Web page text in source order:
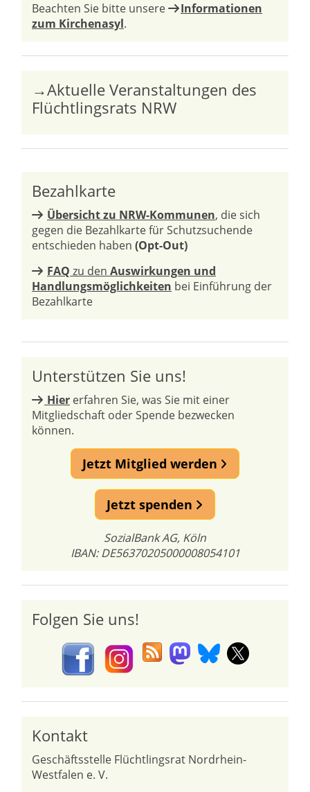
Beachten Sie bitte unsere
Informationen
zum Kirchenasyl.
→Aktuelle Veranstaltungen des
Flüchtlingsrats NRW
Bezahlkarte
Übersicht zu NRW-Kommunen, die sich
gegen die Bezahlkarte für Schutzsuchende
entschieden haben (Opt-Out)
FAQ zu den Auswirkungen und
Handlungsmöglichkeiten bei Einführung der
Bezahlkarte
Unterstützen Sie uns!
Hier erfahren Sie, was Sie mit einer
Mitgliedschaft oder Spende bezwecken
können.
Jetzt Mitglied werden
Jetzt spenden
SozialBank AG, Köln
IBAN: DE56370205000008054101
Folgen Sie uns!
Kontakt
Geschäftsstelle Flüchtlingsrat Nordrhein-
Westfalen e. V.